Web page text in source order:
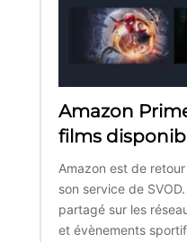
Amazon
films
Amazon est de
son service de
partagé sur les
et évènements